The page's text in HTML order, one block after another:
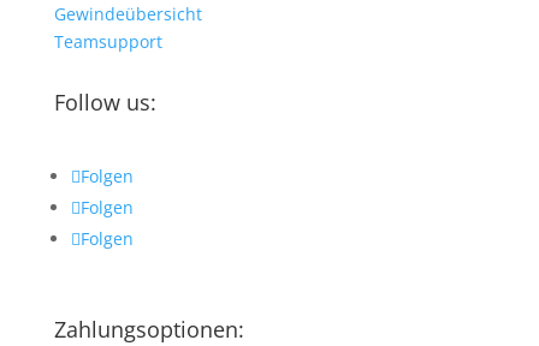
Gewindeübersicht
Teamsupport
Follow us:
Folgen
Folgen
Folgen
Zahlungsoptionen: